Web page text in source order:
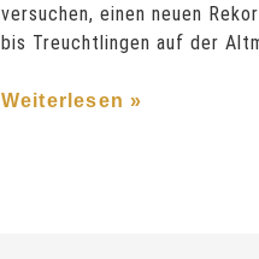
versuchen, einen neuen
bis Treuchtlingen auf der
Weiterlesen »